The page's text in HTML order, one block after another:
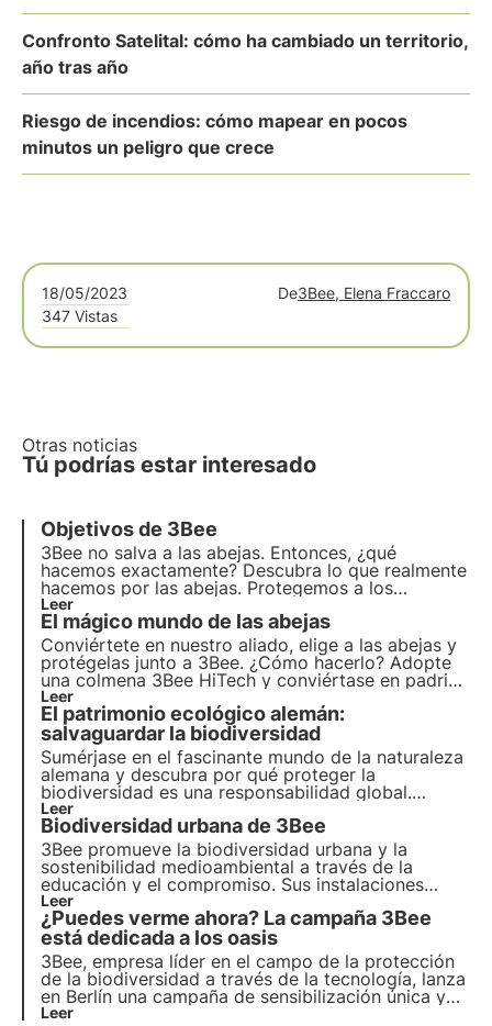
Confronto Satelital: cómo ha cambiado un territorio,
año tras año
Riesgo de incendios: cómo mapear en pocos
minutos un peligro que crece
18/05/2023 De3Bee, Elena Fraccaro
347 Vistas
Otras noticias
Tú podrías estar interesado
Objetivos de 3Bee
3Bee no salva a las abejas. Entonces, ¿qué
hacemos exactamente? Descubra lo que realmente
hacemos por las abejas. Protegemos a los
polinizadores y controlamos su salud con nuestro
HiveTech. Lo hacemos junto con más de 200
apicultores de Italia, Alemania, Francia y España.
Leer
El mágico mundo de las abejas
Conviértete en nuestro aliado, elige a las abejas y
protégelas junto a 3Bee. ¿Cómo hacerlo? Adopte
una colmena 3Bee HiTech y conviértase en padrino
de abejas. Ayudarás a los apicultores a optimizar
el cuidado de sus abejas gracias a una tecnología
ad hoc para abejas.
Leer
El patrimonio ecológico alemán:
salvaguardar la biodiversidad
Sumérjase en el fascinante mundo de la naturaleza
alemana y descubra por qué proteger la
biodiversidad es una responsabilidad global.
Infórmese sobre las medidas para preservar los
hábitats, proteger los océanos y el papel de la
investigación en la gestión de la biodiversidad.
Leer
Biodiversidad urbana de 3Bee
3Bee promueve la biodiversidad urbana y la
sostenibilidad medioambiental a través de la
educación y el compromiso. Sus instalaciones
incluyen hoteles para insectos, camas para
polinizadores y tecnologías IoT innovadoras. Más
información en este artículo.
Leer
¿Puedes verme ahora? La campaña 3Bee
está dedicada a los oasis
3Bee, empresa líder en el campo de la protección
de la biodiversidad a través de la tecnología, lanza
en Berlín una campaña de sensibilización única y
atractiva para promover la biodiversidad en
Leer